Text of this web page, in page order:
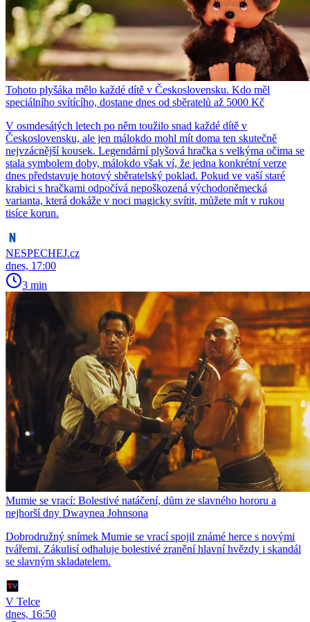
Tohoto plyšáka mělo každé dítě v Československu. Kdo měl
speciálního svítícího, dostane dnes od sběratelů až 5000 Kč
V osmdesátých letech po něm toužilo snad každé dítě v
Československu, ale jen málokdo mohl mít doma ten skutečně
nejvzácnější kousek. Legendární plyšová hračka s velkýma očima se
stala symbolem doby, málokdo však ví, že jedna konkrétní verze
dnes představuje hotový sběratelský poklad. Pokud ve vaší staré
krabici s hračkami odpočívá nepoškozená východoněmecká
varianta, která dokáže v noci magicky svítit, můžete mít v rukou
tisíce korun.
NESPECHEJ.cz
dnes, 17:00
3 min
Mumie se vrací: Bolestivé natáčení, dům ze slavného hororu a
nejhorší dny Dwaynea Johnsona
Dobrodružný snímek Mumie se vrací spojil známé herce s novými
tvářemi. Zákulisí odhaluje bolestivé zranění hlavní hvězdy i skandál
se slavným skladatelem.
V Telce
dnes, 16:50